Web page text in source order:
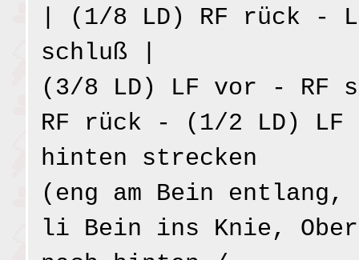
| (1/8 LD) RF rück -
schluß |
(3/8 LD) LF vor - RF
RF rück - (1/2 LD) LF
hinten strecken
(eng am Bein entlang,
li Bein ins Knie,